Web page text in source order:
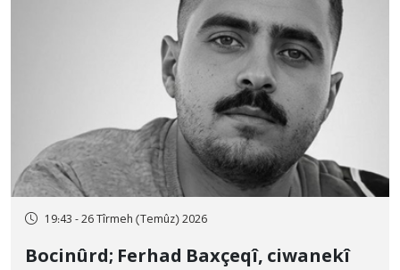
19:43 - 26 Tîrmeh (Temûz) 2026
Bocinûrd; Ferhad Baxçeqî, ciwanekî